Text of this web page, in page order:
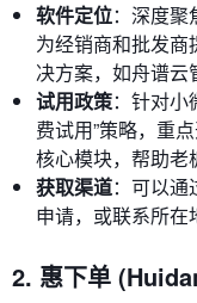
软件定位：深度聚
为经销商和批发
决方案，如舟谱云
试用政策：针对小
费试用”策略，重
核心模块，帮助老
获取渠道：可以
申请，或联系所在
2. 惠下单